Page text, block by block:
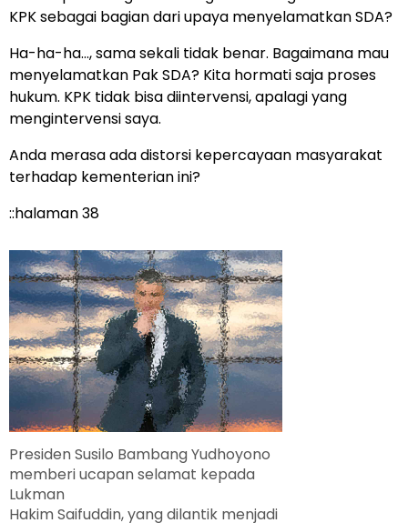
KPK sebagai bagian dari upaya menyelamatkan SDA?
Ha-ha-ha…, sama sekali tidak benar. Bagaimana mau
menyelamatkan Pak SDA? Kita hormati saja proses
hukum. KPK tidak bisa diintervensi, apalagi yang
mengintervensi saya.
Anda merasa ada distorsi kepercayaan masyarakat
terhadap kementerian ini?
::halaman 38
Presiden Susilo Bambang Yudhoyono
memberi ucapan selamat kepada
Lukman
Hakim Saifuddin, yang dilantik menjadi